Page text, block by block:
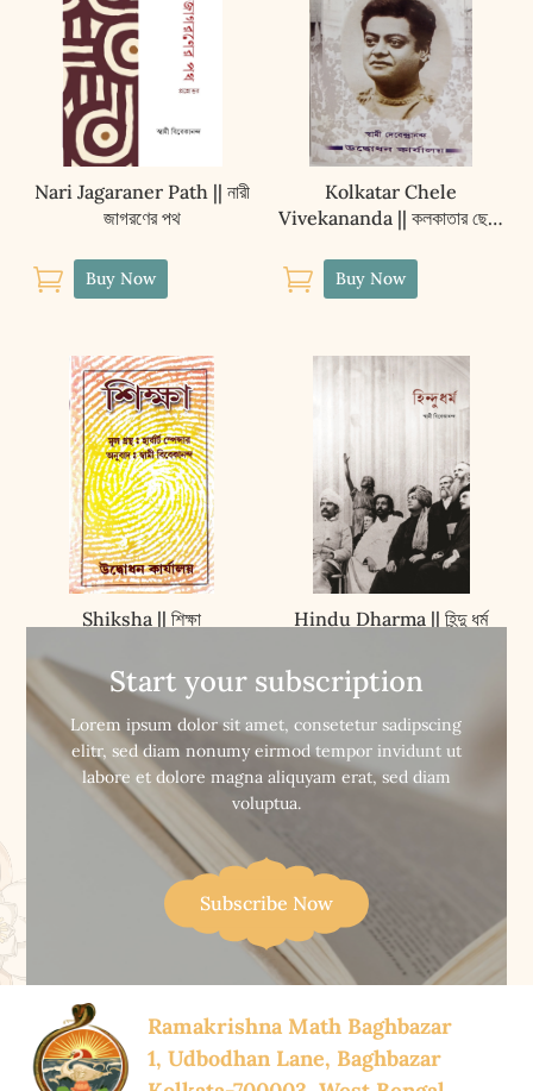
Nari Jagaraner Path || নারী
জাগরণের পথ
 Buy Now
Kolkatar Chele
Vivekananda || কলকাতার ছেলে
 Buy Now
Shiksha || শিক্ষা
 Buy Now
Hindu Dharma || হিন্দু ধৰ্ম
Buy Now
Start your subscription
Lorem ipsum dolor sit amet, consetetur sadipscing
elitr, sed diam nonumy eirmod tempor invidunt ut
labore et dolore magna aliquyam erat, sed diam
voluptua.
Subscribe Now
Ramakrishna Math Baghbazar
1, Udbodhan Lane, Baghbazar